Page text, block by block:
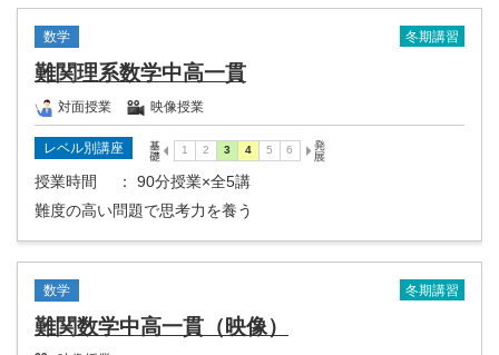
数学 冬期講習
難関理系数学中高一貫
対面授業 映像授業
レベル別講座
授業時間
： 90分授業×全5講
難度の高い問題で思考力を養う
数学 冬期講習
難関数学中高一貫（映像）